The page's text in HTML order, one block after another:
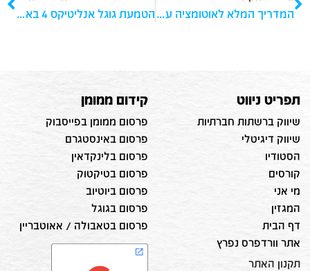
המדריך המלא לאוטומציה עסקית, כולל השוואה בין מייק / Make לזאפייר / Zapier הטמעת גוגל אנליטיקס 4 באמצעות GTM – מדריך
תפריט ניווט
שיווק ברשתות חברתיות
שיווק דיגיטלי
הסטודיו
קורסים
מי אני
המגזין
דף הבית
אתר וורדפרס נפרץ
תקנון האתר
קידום ממומן
פרסום ממומן בפייסבוק
פרסום באינסטגרם
פרסום בלינקדאין
פרסום בטיקטוק
פרסום ביוטיוב
פרסום בגוגל
פרסום בטאבולה / אאוטבריין